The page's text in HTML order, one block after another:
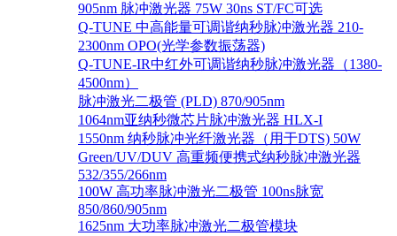
905nm 脉冲激光器 75W 30ns ST/FC可选
Q-TUNE 中高能量可调谐纳秒脉冲激光器 210-
2300nm OPO(光学参数振荡器)
Q-TUNE-IR中红外可调谐纳秒脉冲激光器（1380-
4500nm）
脉冲激光二极管 (PLD) 870/905nm
1064nm亚纳秒微芯片脉冲激光器 HLX-I
1550nm 纳秒脉冲光纤激光器（用于DTS) 50W
Green/UV/DUV 高重频便携式纳秒脉冲激光器
532/355/266nm
100W 高功率脉冲激光二极管 100ns脉宽
850/860/905nm
1625nm 大功率脉冲激光二极管模块